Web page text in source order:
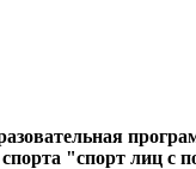
спорта "спорт лиц с